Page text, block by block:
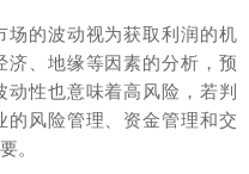
场的波动视为获取利润的机
、地缘等因素的分析，预
性也意味着高风险，若判
风险管理、资金管理和交
。